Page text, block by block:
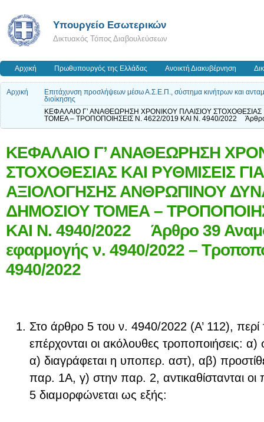
Υπουργείο Εσωτερικών
Δικτυακός Τόπος Διαβουλεύσεων
Αρχική Πρωθυπουργός της Ελλάδας Ανοικτή Διακυβέρνηση
Αρχική
Επιτάχυνση προσλήψεων μέσω Α.Σ.Ε.Π., σύστημα κινήτρων και
διοίκησης
ΚΕΦΑΛΑΙΟ Γ’ ΑΝΑΘΕΩΡΗΣΗ ΧΡΟΝΙΚΟΥ ΠΛΑΙΣΙΟΥ
ΤΟΜΕΑ – ΤΡΟΠΟΠΟΙΗΣΕΙΣ Ν. 4622/2019 ΚΑΙ Ν. 4940/2022 Άρθρο
ΚΕΦΑΛΑΙΟ Γ’ ΑΝΑΘΕΩΡΗΣΗ
ΣΤΟΧΟΘΕΣΙΑΣ ΚΑΙ ΡΥΘΜΙΣΕΙΣ
ΑΞΙΟΛΟΓΗΣΗΣ ΑΝΘΡΩΠΙΝΟΥ
ΔΗΜΟΣΙΟΥ ΤΟΜΕΑ –
ΚΑΙ Ν. 4940/2022 Άρθρο 39
εφαρμογής ν. 4940/2022 –
4940/2022
Στο άρθρο 5 του ν. 4940/2022 (Α’ 112),
επέρχονται οι ακόλουθες τροποποιήσεις:
α) διαγράφεται η υποπερ. αστ), αβ)
παρ. 1Α, γ) στην παρ. 2, αντικαθίστανται
5 διαμορφώνεται ως εξής: